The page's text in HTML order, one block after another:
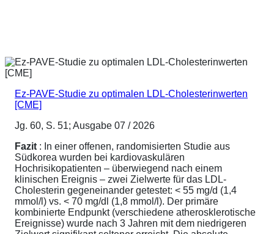
Ez-PAVE-Studie zu optimalen LDL-Cholesterinwerten
[CME]
Jg. 60, S. 51; Ausgabe 07 / 2026
Fazit : In einer offenen, randomisierten Studie aus
Südkorea wurden bei kardiovaskulären
Hochrisikopatienten – überwiegend nach einem
klinischen Ereignis – zwei Zielwerte für das LDL-
Cholesterin gegeneinander getestet: < 55 mg/d (1,4
mmol/l) vs. < 70 mg/dl (1,8 mmol/l). Der primäre
kombinierte Endpunkt (verschiedene atherosklerotische
Ereignisse) wurde nach 3 Jahren mit dem niedrigeren